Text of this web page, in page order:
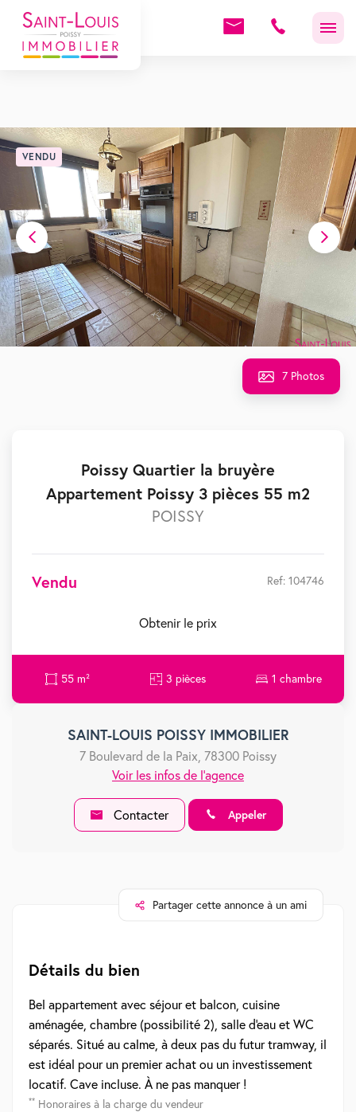
Poissy Quartier la bruyère
Appartement Poissy 3 pièces 55 m2
POISSY
Vendu Ref: 104746
Obtenir le prix
55 m² 3 pièces 1 chambre
SAINT-LOUIS POISSY IMMOBILIER
7 Boulevard de la Paix, 78300 Poissy
Voir les infos de l'agence
Contacter Appeler
VENDU
7 Photos
Partager cette annonce à un ami
Détails du bien
Bel appartement avec séjour et balcon, cuisine
aménagée, chambre (possibilité 2), salle d'eau et WC
séparés. Situé au calme, à deux pas du futur tramway, il
est idéal pour un premier achat ou un investissement
locatif. Cave incluse. À ne pas manquer !
** Honoraires à la charge du vendeur